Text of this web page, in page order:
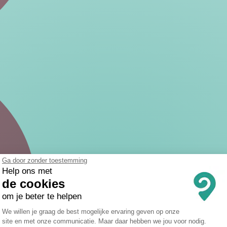
Ga door zonder toestemming
Help ons met
de cookies
om je beter te helpen
Toestemmingsbeheerplatform:
We willen je graag de best mogelijke ervaring geven op onze
site en met onze communicatie. Maar daar hebben we jou voor nodig.